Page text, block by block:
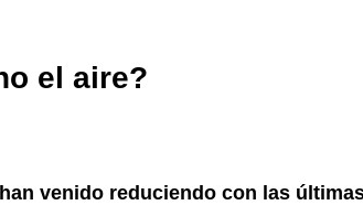
el aire?
venido reduciendo con las